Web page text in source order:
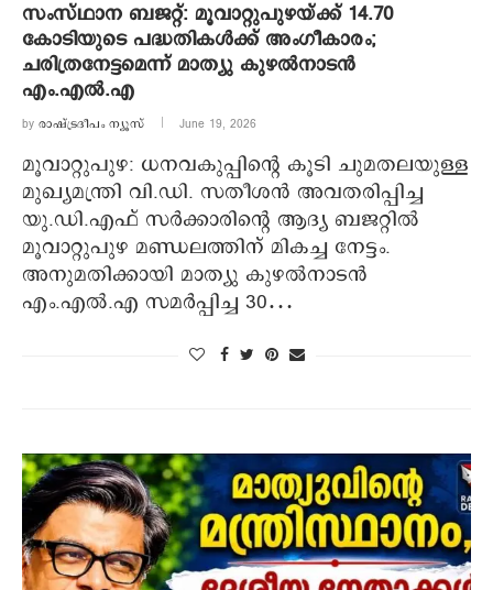
സംസ്ഥാന ബജറ്റ്: മൂവാറ്റുപുഴയ്ക്ക് 14.70
കോടിയുടെ പദ്ധതികള്‍ക്ക് അംഗീകാരം;
ചരിത്രനേട്ടമെന്ന് മാത്യു കുഴല്‍നാടന്‍
എം.എല്‍.എ
by രാഷ്ട്രദീപം ന്യൂസ്‌ June 19, 2026
മൂവാറ്റുപുഴ: ധനവകുപ്പിന്റെ കൂടി ചുമതലയുള്ള
മുഖ്യമന്ത്രി വി.ഡി. സതീശന്‍ അവതരിപ്പിച്ച
യു.ഡി.എഫ് സര്‍ക്കാരിന്റെ ആദ്യ ബജറ്റില്‍
മൂവാറ്റുപുഴ മണ്ഡലത്തിന് മികച്ച നേട്ടം.
അനുമതിക്കായി മാത്യു കുഴല്‍നാടന്‍
എം.എല്‍.എ സമര്‍പ്പിച്ച 30…